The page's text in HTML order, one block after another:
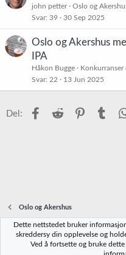
john petter
Oslo og
Svar 39 30 Sep 2025
Oslo og Akershus
IPA
Håkon Bugge
Konkurranser
Svar 22 13 Jun 2025
Del: Facebook
Reddit Pinterest
Oslo og Akershus
Norbrygg-default
Vilkår og regler
Dette nettstedet bruker
skreddersy din opplevelse og
Ved å fortsette og bruke